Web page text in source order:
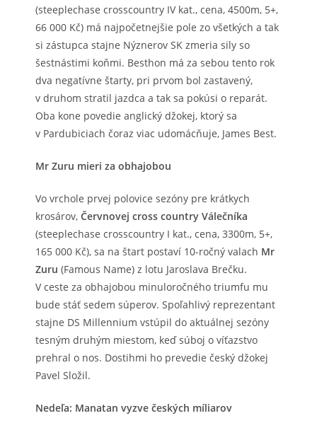
(steeplechase crosscountry IV kat., cena, 4500m, 5+,
66 000 Kč) má najpočetnejšie pole zo všetkých a tak
si zástupca stajne Nýznerov SK zmeria sily so
šestnástimi koňmi. Besthon má za sebou tento rok
dva negatívne štarty, pri prvom bol zastavený,
v druhom stratil jazdca a tak sa pokúsi o reparát.
Oba kone povedie anglický džokej, ktorý sa
v Pardubiciach čoraz viac udomácňuje, James Best.
Mr Zuru mieri za obhajobou
Vo vrchole prvej polovice sezóny pre krátkych
krosárov, Červnovej cross country Válečníka
(steeplechase crosscountry I kat., cena, 3300m, 5+,
165 000 Kč), sa na štart postaví 10-ročný valach Mr
Zuru (Famous Name) z lotu Jaroslava Brečku.
V ceste za obhajobou minuloročného triumfu mu
bude stáť sedem súperov. Spoľahlivý reprezentant
stajne DS Millennium vstúpil do aktuálnej sezóny
tesným druhým miestom, keď súboj o víťazstvo
prehral o nos. Dostihmi ho prevedie český džokej
Pavel Složil.
Nedeľa: Manatan vyzve českých míliarov